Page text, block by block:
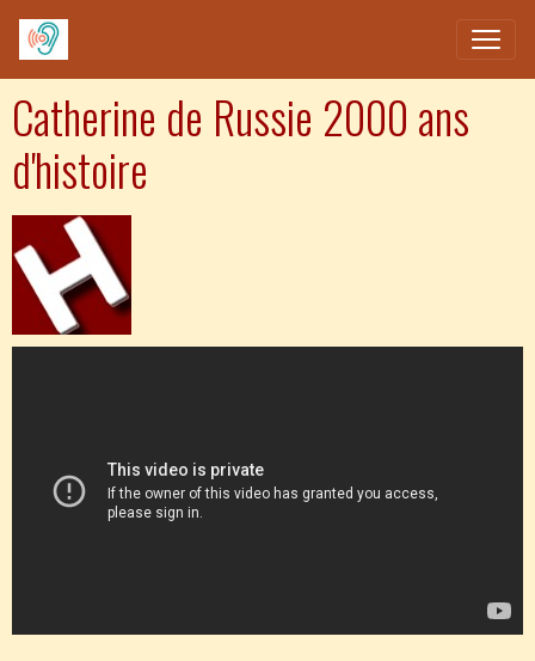
Catherine de Russie 2000 ans
d'histoire